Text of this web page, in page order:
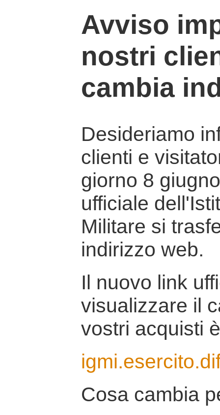
Avviso
nostri
cambia
Desideriamo
clienti e
giorno 8
ufficiale
Militare si
indirizzo web.
Il nuovo link
visualizzare il
vostri acquisti
Cosa cambia